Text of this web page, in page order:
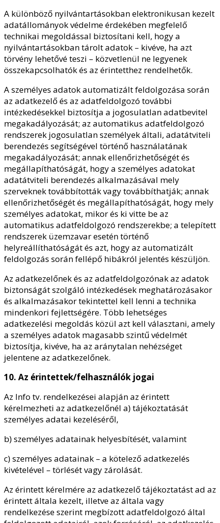
A különböző nyilvántartásokban elektronikusan kezelt
adatállományok védelme érdekében megfelelő
technikai megoldással biztosítani kell, hogy a
nyilvántartásokban tárolt adatok – kivéve, ha azt
törvény lehetővé teszi – közvetlenül ne legyenek
összekapcsolhatók és az érintetthez rendelhetők.
A személyes adatok automatizált feldolgozása során
az adatkezelő és az adatfeldolgozó további
intézkedésekkel biztosítja a jogosulatlan adatbevitel
megakadályozását; az automatikus adatfeldolgozó
rendszerek jogosulatlan személyek általi, adatátviteli
berendezés segítségével történő használatának
megakadályozását; annak ellenőrizhetőségét és
megállapíthatóságát, hogy a személyes adatokat
adatátviteli berendezés alkalmazásával mely
szerveknek továbbították vagy továbbíthatják; annak
ellenőrizhetőségét és megállapíthatóságát, hogy mely
személyes adatokat, mikor és ki vitte be az
automatikus adatfeldolgozó rendszerekbe; a telepített
rendszerek üzemzavar esetén történő
helyreállíthatóságát és azt, hogy az automatizált
feldolgozás során fellépő hibákról jelentés készüljön.
Az adatkezelőnek és az adatfeldolgozónak az adatok
biztonságát szolgáló intézkedések meghatározásakor
és alkalmazásakor tekintettel kell lenni a technika
mindenkori fejlettségére. Több lehetséges
adatkezelési megoldás közül azt kell választani, amely
a személyes adatok magasabb szintű védelmét
biztosítja, kivéve, ha az aránytalan nehézséget
jelentene az adatkezelőnek.
10. Az érintettek/felhasználók jogai
Az Info tv. rendelkezései alapján az érintett
kérelmezheti az adatkezelőnél a) tájékoztatását
személyes adatai kezeléséről,
b) személyes adatainak helyesbítését, valamint
c) személyes adatainak – a kötelező adatkezelés
kivételével – törlését vagy zárolását.
Az érintett kérelmére az adatkezelő tájékoztatást ad az
érintett általa kezelt, illetve az általa vagy
rendelkezése szerint megbízott adatfeldolgozó által